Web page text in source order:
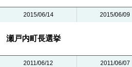
2015/06/14 2015/06/09
瀬戸内町長選挙
2011/06/12 2011/06/07